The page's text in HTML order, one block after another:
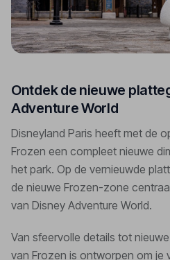
Ontdek de nieuwe
Adventure World
Disneyland Paris heeft met de
Frozen een compleet nieuwe
het park. Op de vernieuwde
de nieuwe Frozen-zone
van Disney Adventure World.
Van sfeervolle details tot
van Frozen is ontworpen om je